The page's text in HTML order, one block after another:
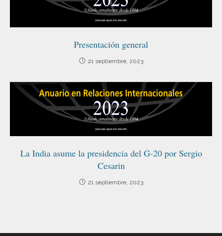
Presentación general
21 septiembre, 2023
La India asume la presidencia del G-20 por Sergio
Cesarin
21 septiembre, 2023